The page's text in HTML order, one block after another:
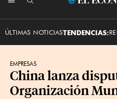
El
ÚLTIMAS NOTICIASTENDENCIAS:
EMPRESAS
China lanza
Organización